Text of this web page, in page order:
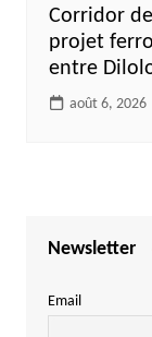
Corridor
projet
entre
août 6, 2026
Newsletter
Email